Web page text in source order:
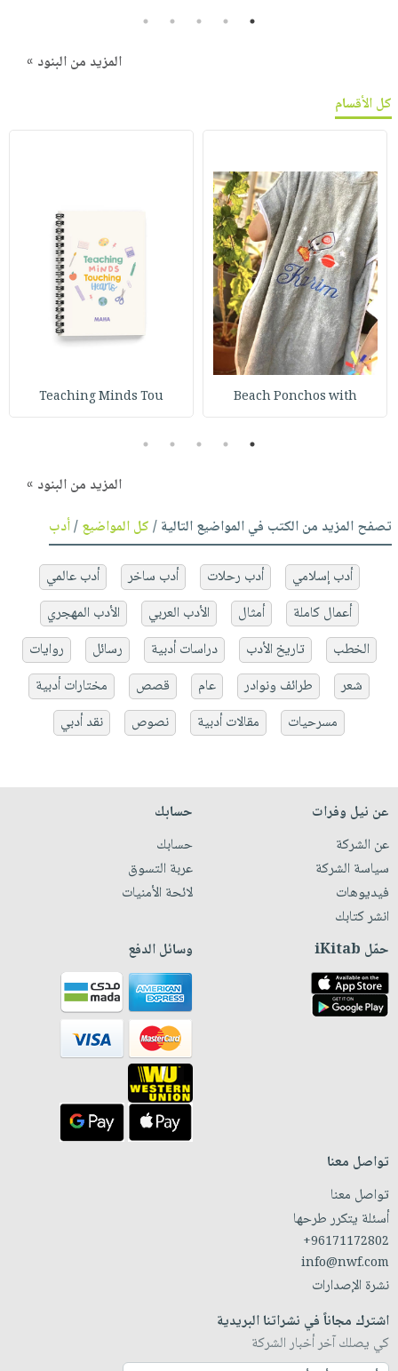
1
2
3
4
5
المزيد من البنود »
كل الأقسام
Beach Ponchos with
Teaching Minds Tou
1
2
3
4
5
المزيد من البنود »
تصفح المزيد من الكتب في المواضيع التالية /كل المواضيع/أدب
أدب إسلامي أدب رحلات أدب ساخر
أدب عالمي
أعمال كاملة
أمثال الأدب العربي
الأدب المهجري
الخطب
تاريخ الأدب دراسات أدبية رسائل
روايات
شعر
طرائف ونوادر عام قصص
مختارات أدبية
مسرحيات
مقالات أدبية نصوص نقد أدبي
عن نيل وفرات
عن الشركة
سياسة الشركة
فيديوهات
انشر كتابك
حسابك
حسابك
عربة التسوق
لائحة الأمنيات
حمّل iKitab وسائل الدفع
تواصل معنا
تواصل معنا
أسئلة يتكرر طرحها
+96171172802
info@nwf.com
نشرة الإصدارات
اشترك مجاناً في نشراتنا البريدية
كي يصلك آخر أخبار الشركة